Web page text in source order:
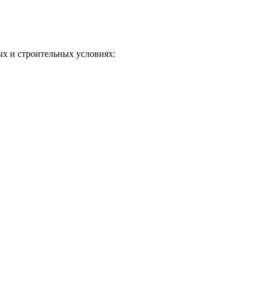
и строительных условиях: